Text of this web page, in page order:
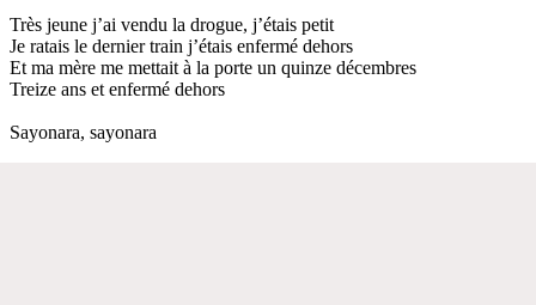
Très jeune j’ai vendu la drogue, j’étais petit
Je ratais le dernier train j’étais enfermé dehors
Et ma mère me mettait à la porte un quinze décembres
Treize ans et enfermé dehors
Sayonara, sayonara